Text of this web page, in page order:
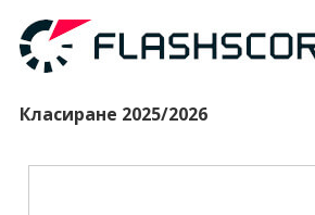
Класиране 2025/2026